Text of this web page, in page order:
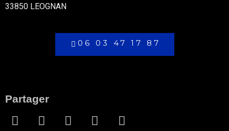
33850 LEOGNAN
06 03 47 17 87
Partager